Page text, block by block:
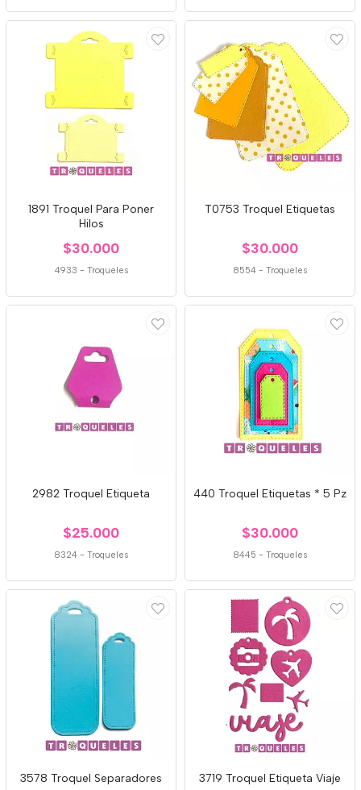
1891 Troquel Para Poner
Hilos
$30.000
4933 - Troqueles
T0753 Troquel Etiquetas
$30.000
8554 - Troqueles
2982 Troquel Etiqueta
$25.000
8324 - Troqueles
440 Troquel Etiquetas * 5 Pz
$30.000
8445 - Troqueles
3578 Troquel Separadores 3719 Troquel Etiqueta Viaje